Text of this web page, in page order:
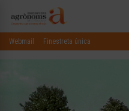
Webmail Finestreta única